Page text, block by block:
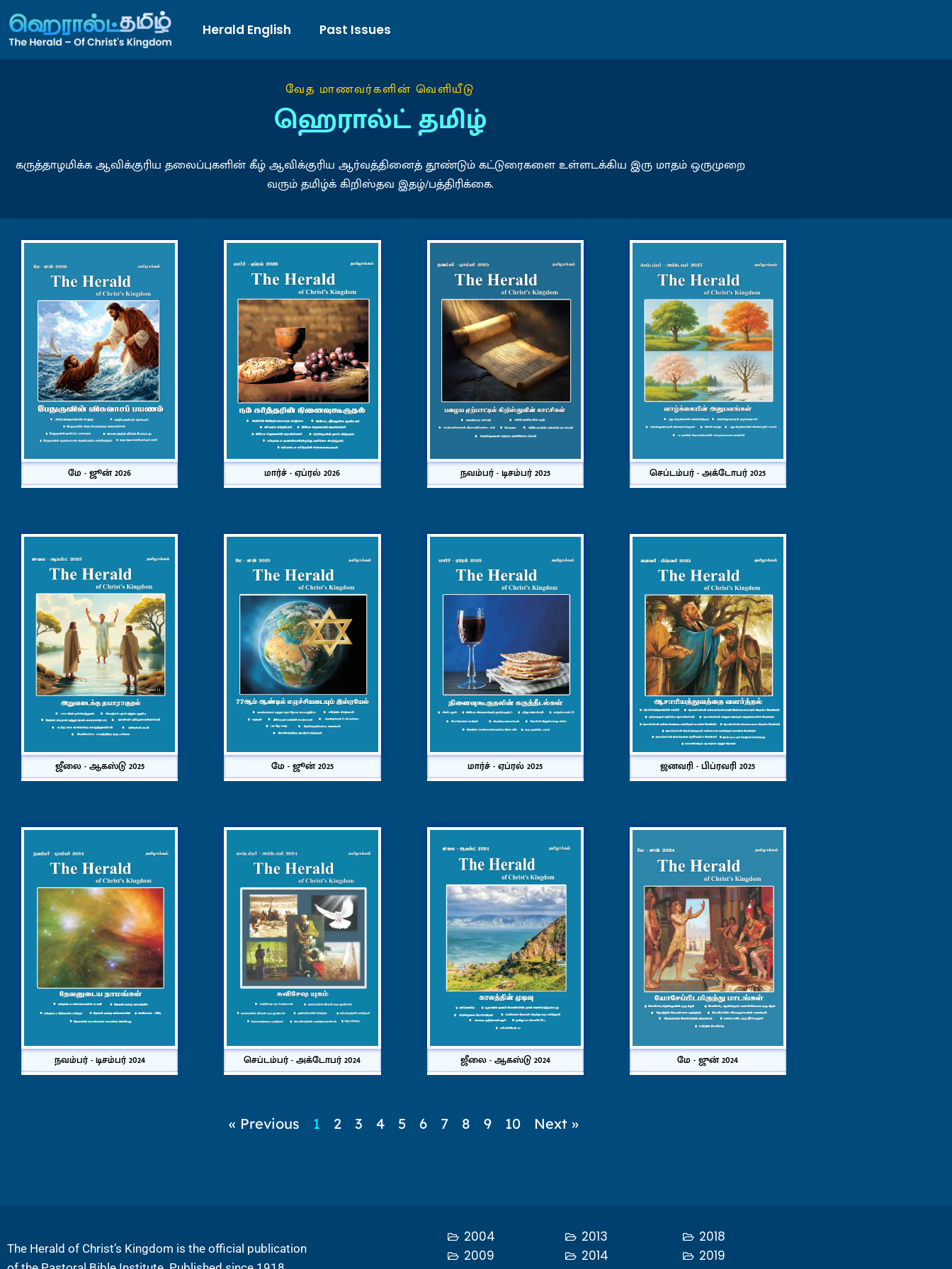
Herald English Past Issues
வேத மாணவர்களின் வெளியீடு
ஹெரால்ட் தமிழ்
கருத்தாழமிக்க ஆவிக்குரிய தலைப்புகளின் கீழ் ஆவிக்குரிய ஆர்வத்தினைத் தூண்டும் கட்டுரைகளை உள்ளடக்கிய இரு மாதம் ஒருமுறை
வரும் தமிழ்க் கிறிஸ்தவ இதழ்/பத்திரிக்கை.
மே - ஜூன் 2026 மார்ச் - ஏப்ரல் 2026 நவம்பர் - டிசம்பர் 2025 செப்டம்பர் - அக்டோபர் 2025
ஜீலை - ஆகஸ்டு 2025 மே - ஜூன் 2025 மார்ச் - ஏப்ரல் 2025 ஜனவரி - பிப்ரவரி 2025
நவம்பர் - டிசம்பர் 2024 செப்டம்பர் - அக்டோபர் 2024 ஜீலை - ஆகஸ்டு 2024 மே - ஜுன் 2024
« Previous 1 2 3 4 5 6 7 8 9 10 Next »
The Herald of Christ’s Kingdom is the official publication
2004
2009
2013
2014
2018
2019